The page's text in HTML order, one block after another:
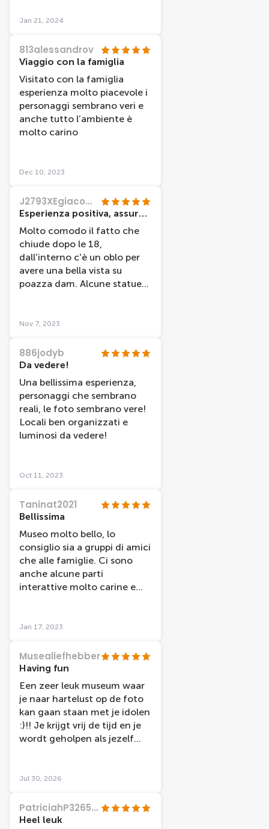
pieno centro quindi ottimo
dintorni.
Jan 21, 2024
813alessandrov
Viaggio con la famiglia
Visitato con la famiglia
esperienza molto piacevole i
personaggi sembrano veri e
anche tutto l’ambiente è
molto carino
Dec 10, 2023
J2793XEgiacomop
Esperienza positiva, assurde le statue
Molto comodo il fatto che
chiude dopo le 18,
dall'interno c'è un oblo per
avere una bella vista su
poazza dam. Alcune statue
qualche foto a tema
(maggiorparte a
pagamento). Molto
soggettivo ma noi ci siam
divertiti
Nov 7, 2023
886jodyb
Da vedere!
Una bellissima esperienza,
personaggi che sembrano
reali, le foto sembrano vere!
Locali ben organizzati e
luminosi da vedere!
Oct 11, 2023
Taninat2021
Bellissima
Museo molto bello, lo
consiglio sia a gruppi di amici
che alle famiglie. Ci sono
anche alcune parti
interattive molto carine e
Jan 17, 2023
Musealiefhebber
Having fun
Een zeer leuk museum waar
je naar hartelust op de foto
kan gaan staan met je idolen
:)!! Je krijgt vrij de tijd en je
wordt geholpen als jezelf
Jul 30, 2026
PatriciahP3265JX
Heel leuk